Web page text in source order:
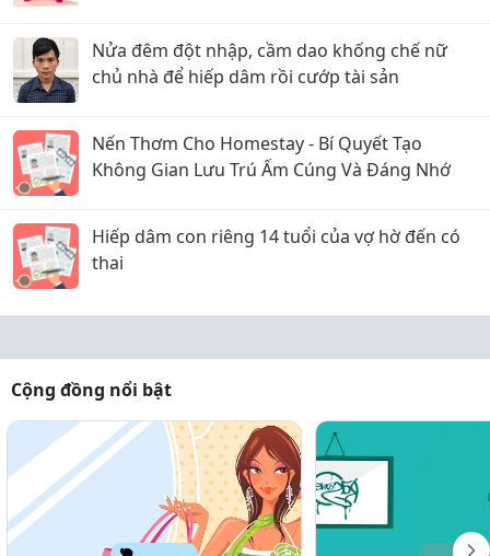
Nửa đêm đột nhập, cầm dao khống chế nữ
chủ nhà để hiếp dâm rồi cướp tài sản
Nến Thơm Cho Homestay - Bí Quyết Tạo
Không Gian Lưu Trú Ấm Cúng Và Đáng Nhớ
Hiếp dâm con riêng 14 tuổi của vợ hờ đến có
thai
Cộng đồng nổi bật